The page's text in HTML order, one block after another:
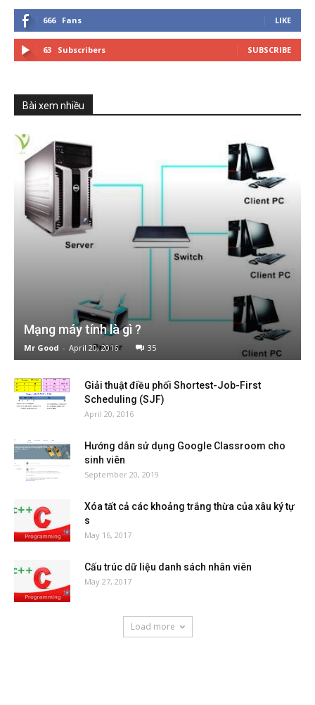
666 Fans LIKE
63 Subscribers SUBSCRIBE
Bài xem nhiều
Mạng máy tính là gì ?
Mr Good - April 20, 2016 35
Giải thuật điều phối Shortest-Job-First
Scheduling (SJF)
April 20, 2016
Hướng dẫn sử dụng Google Classroom cho
sinh viên
September 20, 2019
Xóa tất cả các khoảng trắng thừa của xâu ký tự
s
May 16, 2017
Cấu trúc dữ liệu danh sách nhân viên
May 27, 2017
Load more